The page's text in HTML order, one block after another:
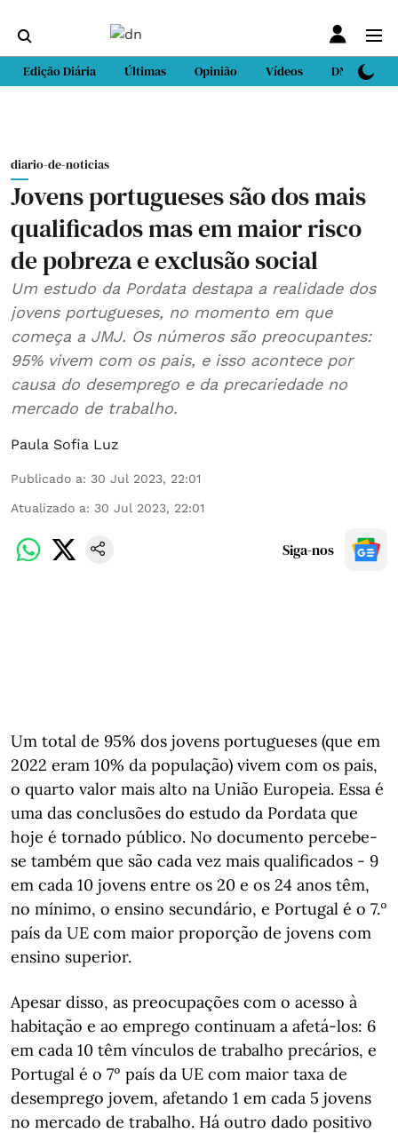
Edição Diária Últimas Opinião Vídeos DN Sport
diario-de-noticias
Jovens portugueses são dos mais
qualificados mas em maior risco
de pobreza e exclusão social
Um estudo da Pordata destapa a realidade dos
jovens portugueses, no momento em que
começa a JMJ. Os números são preocupantes:
95% vivem com os pais, e isso acontece por
causa do desemprego e da precariedade no
mercado de trabalho.
Paula Sofia Luz
Publicado a: 30 Jul 2023, 22:01
Atualizado a: 30 Jul 2023, 22:01
Siga-nos
Um total de 95% dos jovens portugueses (que em
2022 eram 10% da população) vivem com os pais,
o quarto valor mais alto na União Europeia. Essa é
uma das conclusões do estudo da Pordata que
hoje é tornado público. No documento percebe-
se também que são cada vez mais qualificados - 9
em cada 10 jovens entre os 20 e os 24 anos têm,
no mínimo, o ensino secundário, e Portugal é o 7.º
país da UE com maior proporção de jovens com
ensino superior.
Apesar disso, as preocupações com o acesso à
habitação e ao emprego continuam a afetá-los: 6
em cada 10 têm vínculos de trabalho precários, e
Portugal é o 7º país da UE com maior taxa de
desemprego jovem, afetando 1 em cada 5 jovens
no mercado de trabalho. Há outro dado positivo